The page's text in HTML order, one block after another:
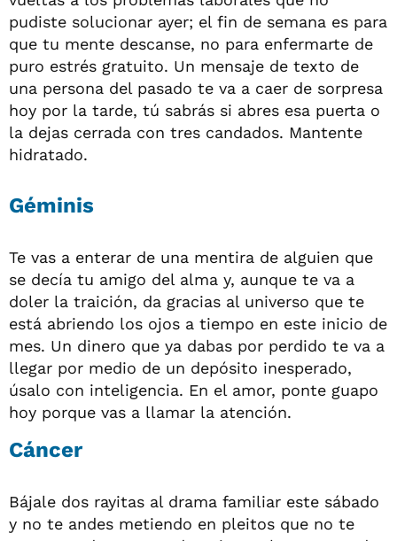
pudiste solucionar ayer; el fin de semana es para
que tu mente descanse, no para enfermarte de
puro estrés gratuito. Un mensaje de texto de
una persona del pasado te va a caer de sorpresa
hoy por la tarde, tú sabrás si abres esa puerta o
la dejas cerrada con tres candados. Mantente
hidratado.
Géminis
Te vas a enterar de una mentira de alguien que
se decía tu amigo del alma y, aunque te va a
doler la traición, da gracias al universo que te
está abriendo los ojos a tiempo en este inicio de
mes. Un dinero que ya dabas por perdido te va a
llegar por medio de un depósito inesperado,
úsalo con inteligencia. En el amor, ponte guapo
hoy porque vas a llamar la atención.
Cáncer
Bájale dos rayitas al drama familiar este sábado
y no te andes metiendo en pleitos que no te